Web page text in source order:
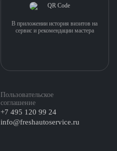
Пользовательское
соглашение
+7 495 120 99 24
info@freshautoservice.ru
В приложении история визитов на
сервис и рекомендации мастера